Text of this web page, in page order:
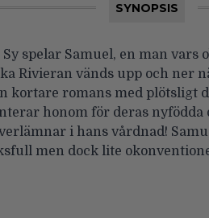
SYNOPSIS
spelar Samuel, en man vars
Rivieran vänds upp och ner
kortare romans med plötsligt
honom för deras nyfödda
i hans vårdnad!
men dock lite